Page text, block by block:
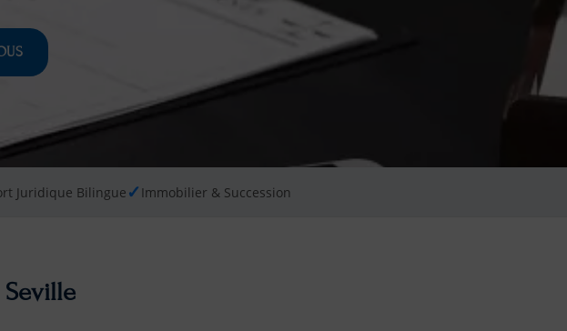
Juridique Bilingue ✓ Immobilier & Succession